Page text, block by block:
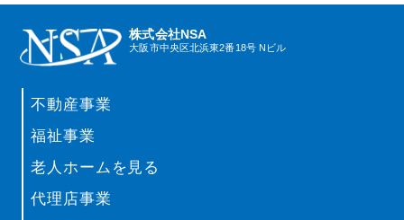
株式会社NSA
大阪市中央区北浜東2番18号 Nビル
不動産事業
福祉事業
老人ホームを見る
代理店事業